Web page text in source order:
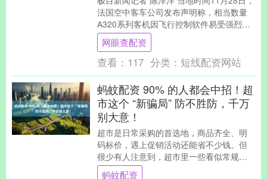
法国空中客车公司发布声明称，相当数量
A320系列客机因飞行控制软件易受强烈太
阳辐射影响，需要紧急停飞。法国媒体估
计，....
网眼查配资
查看： 117 分类： 短线配资网站
蚂蚊配资 90% 的人都会中招！超
市这个 “新骗局” 防不胜防，千万
别大意！
超市是日常采购的首选地，商品齐全、明
码标价，遇上促销活动还能省不少钱。但
很少有人注意到，超市里一些看似常规的
销售方式，其实藏着不少容易让人 “踩坑”
蚂蚊配资